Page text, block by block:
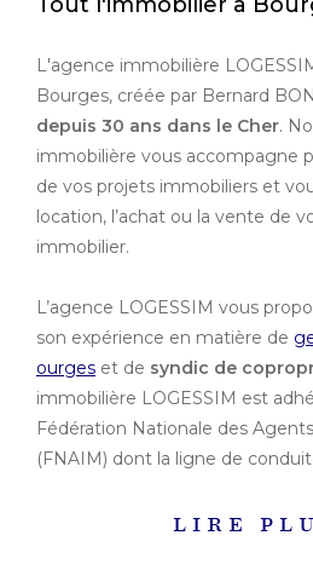
L'agence immobilière
Bourges, créée par Bernard
depuis 30 ans dans le Cher.
immobilière vous accompagne
de vos projets immobiliers et
location, l’achat ou la vente de
immobilier.
L’agence LOGESSIM vous
son expérience en matière de
ourges et de syndic de
immobilière LOGESSIM est
Fédération Nationale des
(FNAIM) dont la ligne de
LIRE
Ville
Budget
Budget
Surface
Surface
Pièces
Pièces
Référence